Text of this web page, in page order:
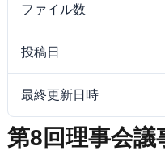
ファイル数
投稿日
最終更新日時
第8回理事会議